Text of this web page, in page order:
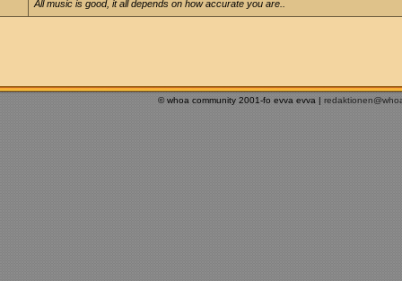
All music is good, it all depends on how accurate you are..
© whoa community 2001-fo evva evva |